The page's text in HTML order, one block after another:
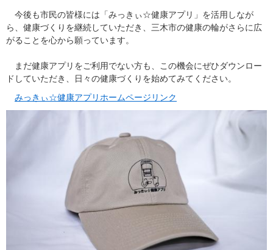
今後も市民の皆様には「みっきぃ☆健康アプリ」を活用しなが
ら、健康づくりを継続していただき、三木市の健康の輪がさらに広
がることを心から願っています。
まだ健康アプリをご利用でない方も、この機会にぜひダウンロー
ドしていただき、日々の健康づくりを始めてみてください。
みっきぃ☆健康アプリホームページリンク